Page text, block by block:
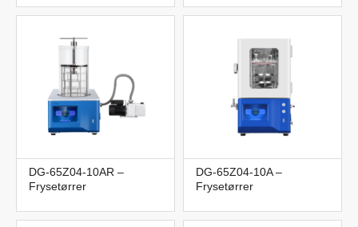
DG-65Z04-10AR –
Frysetørrer
DG-65Z04-10A –
Frysetørrer